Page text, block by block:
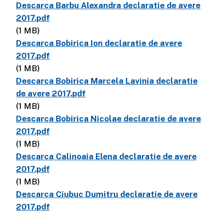
Descarca Barbu Alexandra declaratie de avere
2017.pdf
(1 MB)
Descarca Bobirica Ion declaratie de avere
2017.pdf
(1 MB)
Descarca Bobirica Marcela Lavinia declaratie
de avere 2017.pdf
(1 MB)
Descarca Bobirica Nicolae declaratie de avere
2017.pdf
(1 MB)
Descarca Calinoaia Elena declaratie de avere
2017.pdf
(1 MB)
Descarca Ciubuc Dumitru declaratie de avere
2017.pdf